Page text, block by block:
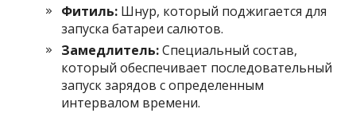
Фитиль: Шнур, который поджигается для
запуска батареи салютов.
Замедлитель:Специальный состав,
который обеспечивает последовательный
запуск зарядов с определенным
интервалом времени.